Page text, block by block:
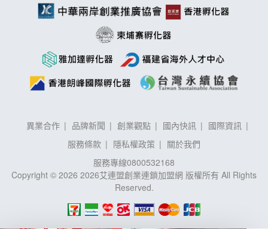
異業合作 品牌新聞 創業觀點 國內快訊
國際資訊
服務條款
隱私權政策
關於我們
服務專線0800532168
Copyright © 2026 2026艾連盟創業連鎖加盟網 版權所有 All Rights
Reserved.